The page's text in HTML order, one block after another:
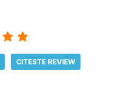
CITESTE REVIEW